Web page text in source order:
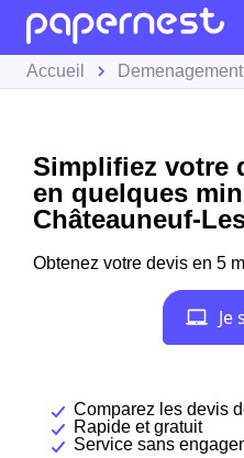
Accueil Demenagement